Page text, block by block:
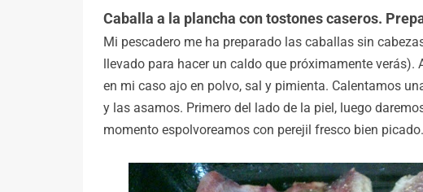
Caballa a la plancha con tostones caseros.
Mi pescadero me ha preparado las caballas sin
llevado para hacer un caldo que próximamente
en mi caso ajo en polvo, sal y pimienta. Calentamos
y las asamos. Primero del lado de la piel, luego
momento espolvoreamos con perejil fresco bien picado.